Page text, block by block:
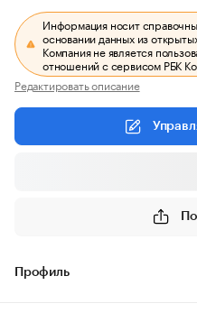
Информация носит
основании данных из
Компания не является
отношений с сервисом РБК
Редактировать описание
Профиль